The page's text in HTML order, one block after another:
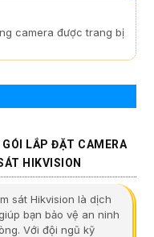
camera được trang bị
GÓI LẮP ĐẶT CAMERA
HIKVISION
sát Hikvision là dịch
bạn bảo vệ an ninh
Với đội ngũ kỹ